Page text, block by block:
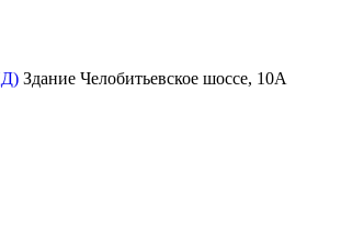
Здание Челобитьевское шоссе, 10А